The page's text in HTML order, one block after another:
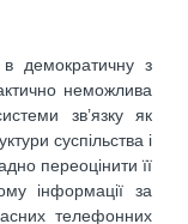
в демократичну з
неможлива
зв’язку як
суспільства і
переоцінити її
інформації за
телефонних